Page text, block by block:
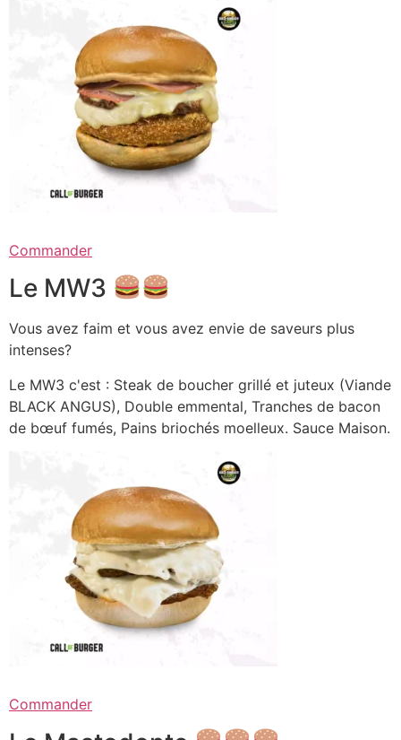
Commander
Le MW3
Vous avez faim et vous avez envie de saveurs plus
intenses?
Le MW3 c'est : Steak de boucher grillé et juteux (Viande
BLACK ANGUS), Double emmental, Tranches de bacon
de bœuf fumés, Pains briochés moelleux. Sauce Maison.
Commander